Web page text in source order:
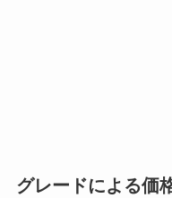
グレードによる